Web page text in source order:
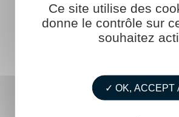
Construire pour l'avenir
La mer au féminin
Mémento / Guide
Ce site utilise des
donne le contrôle sur
souhaitez
✓ OK, ACCEPT